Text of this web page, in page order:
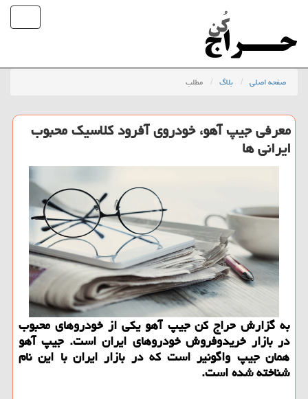
صفحه اصلی بلاگ مطلب
معرفی جیپ آهو، خودروی آفرود كلاسیك محبوب
ایرانی ها
به گزارش حراج كن جیپ آهو یكی از خودروهای محبوب
در بازار خریدوفروش خودروهای ایران است. جیپ آهو
همان جیپ واگونیر است كه در بازار ایران با این نام
شناخته شده است.